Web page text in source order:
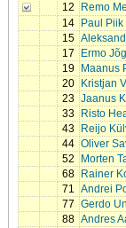
12
Remo
14
Paul Piik
15
17
Ermo
19
Maanus
20
Kristjan
23 Jaanus
33
Risto
43
Reijo
44 Oliver
52
Morten
68
Rainer
71 Andrei
77 Gerdo
88 Andres